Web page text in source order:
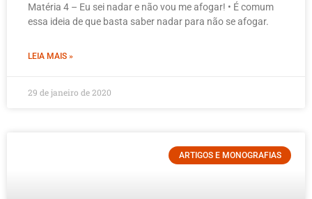
Matéria 4 – Eu sei nadar e não vou me afogar! • É comum
essa ideia de que basta saber nadar para não se afogar.
LEIA MAIS »
29 de janeiro de 2020
ARTIGOS E MONOGRAFIAS